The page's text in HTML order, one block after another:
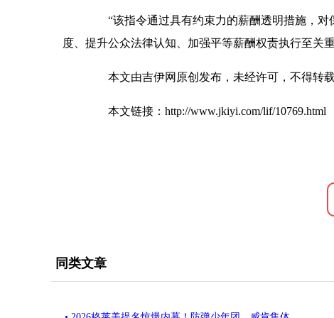
“该指令通过具有约束力的薪酬透明措施，对
度、提升公众法律认知、加强平等薪酬权责执行至关
本文由吉伊网原创发布，未经许可，不得转载
本文链接：http://www.jkiyi.com/lif/10769.html
同类文章